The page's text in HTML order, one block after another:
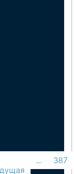
... 387